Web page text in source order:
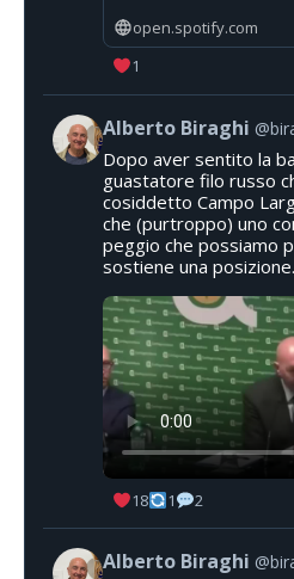
open.spotify.com
1
Alberto Biraghi
Dopo aver sentito la
guastatore filo russo
cosiddetto Campo
che (purtroppo) uno
peggio che possiamo
sostiene una posizione.
18 1 2
Alberto Biraghi